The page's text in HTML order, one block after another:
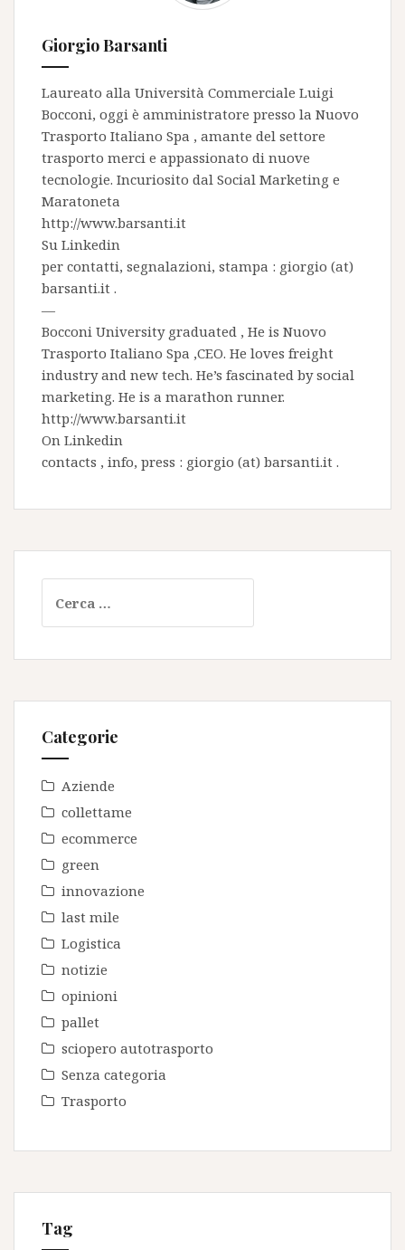
Giorgio Barsanti
Laureato alla Università Commerciale Luigi
Bocconi, oggi è amministratore presso la Nuovo
Trasporto Italiano Spa , amante del settore
trasporto merci e appassionato di nuove
tecnologie. Incuriosito dal Social Marketing e
Maratoneta
http://www.barsanti.it
Su Linkedin
per contatti, segnalazioni, stampa : giorgio (at)
barsanti.it .
—
Bocconi University graduated , He is Nuovo
Trasporto Italiano Spa ,CEO. He loves freight
industry and new tech. He’s fascinated by social
marketing. He is a marathon runner.
http://www.barsanti.it
On Linkedin
contacts , info, press : giorgio (at) barsanti.it .
per:
Categorie
Aziende
collettame
ecommerce
green
innovazione
last mile
Logistica
notizie
opinioni
pallet
sciopero autotrasporto
Senza categoria
Trasporto
Tag